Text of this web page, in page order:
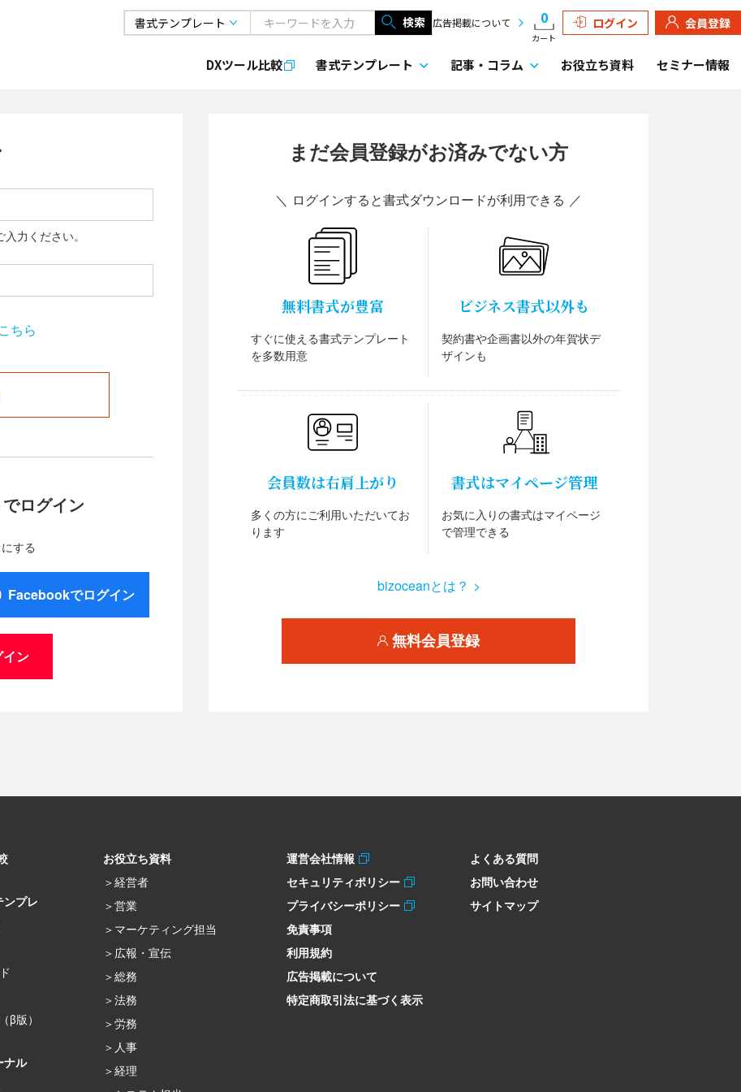
検索 広告掲載について 0
カート
ログイン 会員登録
DXツール比較 書式テンプレート 記事・ コラム お役立ち資料 セミナー情報
力ください。
こちら
ログイン
する
Facebookでログイン
ン
まだ会員登録がお済みでない方
＼ ログインすると書式ダウンロードが利用できる ／
無料書式が豊富
すぐに使える書式テンプレート
を多数用意
ビジネス書式以外も
契約書や企画書以外の年賀状デ
ザインも
会員数は右肩上がり
多くの方にご利用いただいてお
ります
書式はマイページ管理
お気に入りの書式はマイページ
で管理できる
bizoceanとは？ >
無料会員登録
プレ
β版）
ル
お役立ち資料
経営者
営業
マーケティング担当
広報・宣伝
総務
法務
労務
人事
経理
運営会社情報
セキュリティポリシー
プライバシーポリシー
免責事項
利用規約
広告掲載について
特定商取引法に基づく表示
よくある質問
お問い合わせ
サイトマップ